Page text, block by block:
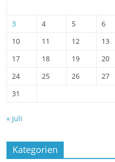
3
4 5 6
10
11 12 13
17
18 19 20
24
25 26 27
31
« Juli
Kategorien